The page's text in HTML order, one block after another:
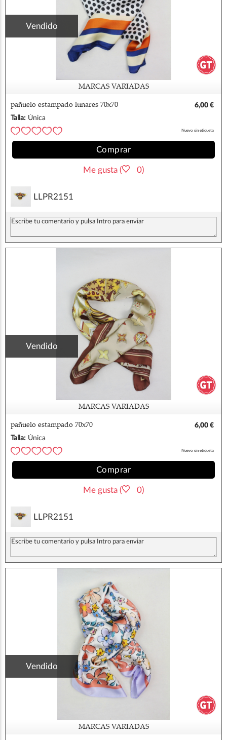
Vendido
MARCAS VARIADAS
pañuelo estampado lunares 70x70
6,00 €
Talla: Única
Nuevo sin etiqueta
Comprar
Me gusta ( 0)
LLPR2151
Vendido
MARCAS VARIADAS
pañuelo estampado 70x70
6,00 €
Talla: Única
Nuevo sin etiqueta
Comprar
Me gusta ( 0)
LLPR2151
Vendido
MARCAS VARIADAS